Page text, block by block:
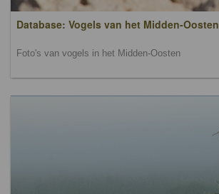
Database: Vogels van het Midden-Oosten
Foto's van vogels in het Midden-Oosten